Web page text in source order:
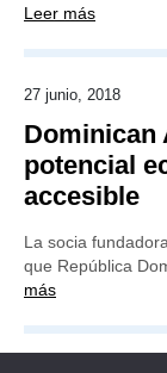
Leer más
27 junio, 2018
Dominican
potencial
accesible
La socia
que República
más